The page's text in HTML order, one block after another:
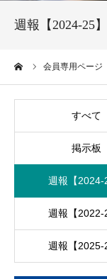
週報【2024-25】
会員専用ページ
すべて
掲示板
週報【2024-
週報【2022-
週報【2025-
入会案内
活動報告